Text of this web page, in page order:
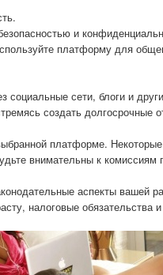
и
платформу для
социальные сети, блоги и
создать долгосрочные
платформе.
внимательны к
аспекты вашей
налоговые обязательства